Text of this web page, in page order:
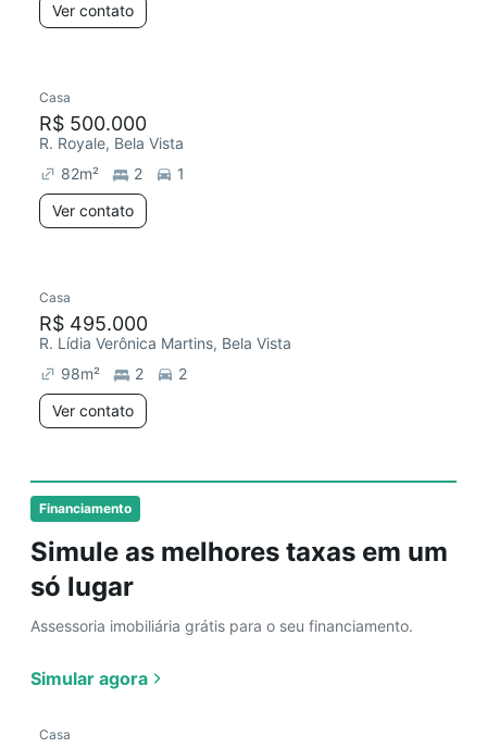
Financiamento
Simule as melhores taxas em um
só lugar
Assessoria imobiliária grátis para o seu financiamento.
Simular agora
Ver contato
Casa
R$ 500.000
R. Royale, Bela Vista
82m² 2
1
Ver contato
Casa
R$ 495.000
R. Lídia Verônica Martins, Bela Vista
98m² 2
2
Ver contato
Casa